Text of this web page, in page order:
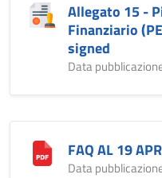
Allegato 15 -
Finanziario
signed
Data
FAQ AL 19
Data